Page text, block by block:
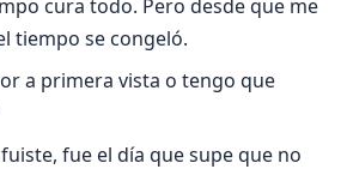
cura todo. Pero desde que me
tiempo se congeló.
a primera vista o tengo que
fue el dí­a que supe que no